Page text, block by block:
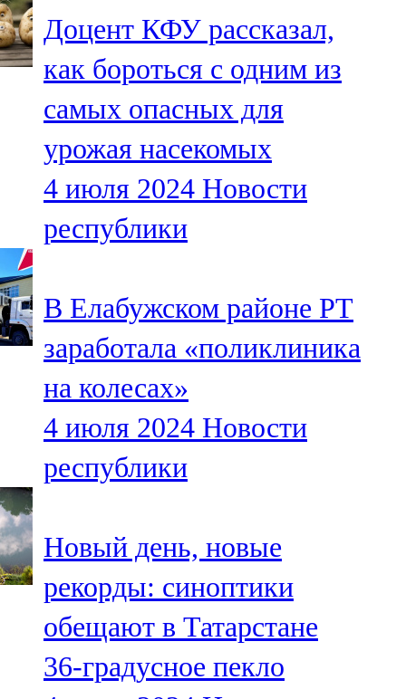
Түбән Кама
102,6 FM
Чирмешән
107,7 FM
Чистай
103,0 FM
91,0 FM
Шәмәрдән
102,3 FM
Яңа чишмә
107,0 FM
105,5 FM
Доцент КФУ рассказал,
как бороться с одним из
самых опасных для
урожая насекомых
4 июля 2024 Новости
республики
В Елабужском районе РТ
заработала «поликлиника
на колесах»
4 июля 2024 Новости
республики
Новый день, новые
рекорды: синоптики
обещают в Татарстане
36-градусное пекло